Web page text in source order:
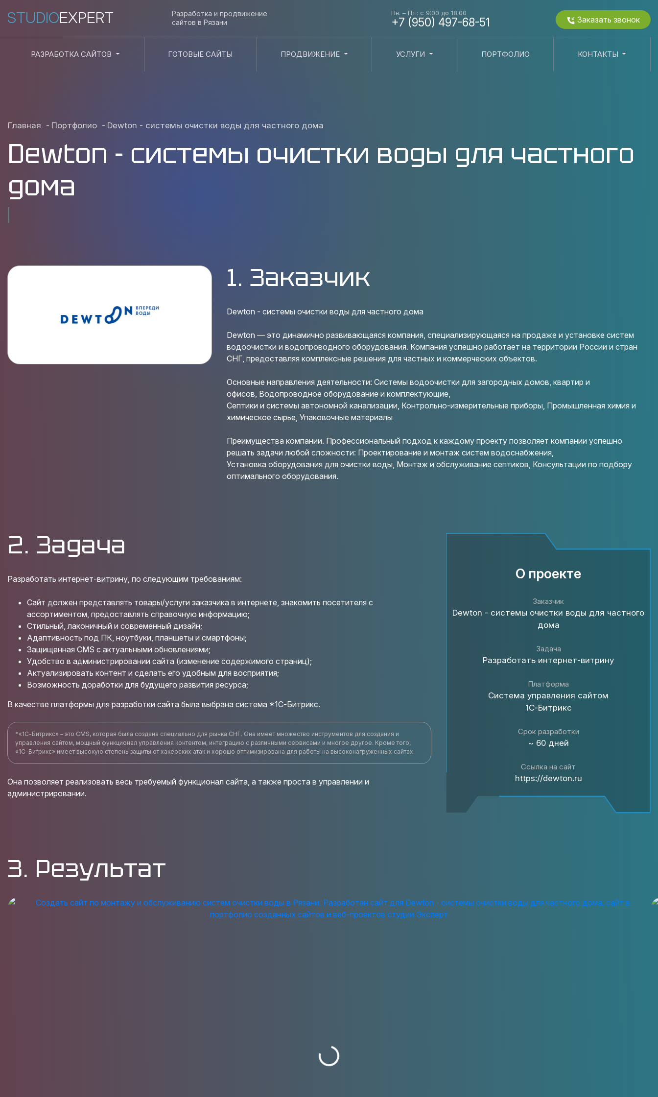
STUDIOEXPERT
Разработка и продвижение
сайтов в Рязани
Пн. – Пт.: с 9:00 до 18:00
+7 (950) 497-68-51 Заказать звонок
РАЗРАБОТКА САЙТОВ ГОТОВЫЕ САЙТЫ ПРОДВИЖЕНИЕ УСЛУГИ ПОРТФОЛИО КОНТАКТЫ
Главная - Портфолио - Dewton - системы очистки воды для частного дома
Dewton - системы очистки воды для частного
дома
1. Заказчик
Dewton - системы очистки воды для частного дома
Dewton — это динамично развивающаяся компания, специализирующаяся на продаже и установке систем
водоочистки и водопроводного оборудования. Компания успешно работает на территории России и стран
СНГ, предоставляя комплексные решения для частных и коммерческих объектов.
Основные направления деятельности: Системы водоочистки для загородных домов, квартир и
офисов, Водопроводное оборудование и комплектующие,
Септики и системы автономной канализации, Контрольно-измерительные приборы, Промышленная химия и
химическое сырье, Упаковочные материалы
Преимущества компании. Профессиональный подход к каждому проекту позволяет компании успешно
решать задачи любой сложности: Проектирование и монтаж систем водоснабжения,
Установка оборудования для очистки воды, Монтаж и обслуживание септиков, Консультации по подбору
оптимального оборудования.
2. Задача
Разработать интернет-витрину, по следующим требованиям:
Сайт должен представлять товары/услуги заказчика в интернете, знакомить посетителя с
ассортиментом, предоставлять справочную информацию;
Стильный, лаконичный и современный дизайн;
Адаптивность под ПК, ноутбуки, планшеты и смартфоны;
Защищенная CMS с актуальными обновлениями;
Удобство в администрировании сайта (изменение содержимого страниц);
Актуализировать контент и сделать его удобным для восприятия;
Возможность доработки для будущего развития ресурса;
В качестве платформы для разработки сайта была выбрана система *1С-Битрикс.
*«1С-Битрикс» – это CMS, которая была создана специально для рынка СНГ. Она имеет множество инструментов для создания и
управления сайтом, мощный функционал управления контентом, интеграцию с различными сервисами и многое другое. Кроме того,
«1С-Битрикс» имеет высокую степень защиты от хакерских атак и хорошо оптимизирована для работы на высоконагруженных сайтах.
Она позволяет реализовать весь требуемый функционал сайта, а также проста в управлении и
администрировании.
О проекте
Заказчик
Dewton - системы очистки воды для частного
дома
Задача
Разработать интернет-витрину
Платформа
Система управления сайтом
1С-Битрикс
Срок разработки
~ 60 дней
Ссылка на сайт
https://dewton.ru
3. Результат